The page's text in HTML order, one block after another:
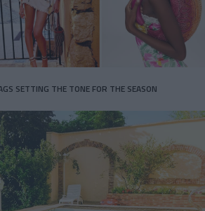
SETTING THE TONE FOR THE SEASON